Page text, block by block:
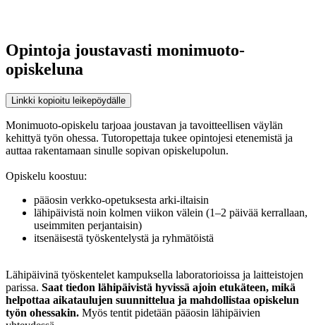
Opintoja joustavasti monimuoto-
opiskeluna
Linkki kopioitu leikepöydälle
Monimuoto-opiskelu tarjoaa joustavan ja tavoitteellisen väylän
kehittyä työn ohessa. Tutoropettaja tukee opintojesi etenemistä ja
auttaa rakentamaan sinulle sopivan opiskelupolun.
Opiskelu koostuu:
pääosin verkko-opetuksesta arki-iltaisin
lähipäivistä noin kolmen viikon välein (1–2 päivää kerrallaan,
useimmiten perjantaisin)
itsenäisestä työskentelystä ja ryhmätöistä
Lähipäivinä työskentelet kampuksella laboratorioissa ja laitteistojen
parissa. Saat tiedon lähipäivistä hyvissä ajoin etukäteen, mikä
helpottaa aikataulujen suunnittelua ja mahdollistaa opiskelun
työn ohessakin. Myös tentit pidetään pääosin lähipäivien